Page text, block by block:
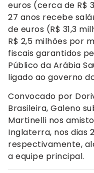
euros (cerca de R$
27 anos recebe
de euros (R$ 31,3
R$ 2,5 milhões por
fiscais garantidos
Público da Arábia
ligado ao governo
Convocado por
Brasileira, Galeno
Martinelli nos
Inglaterra, nos dias
respectivamente,
a equipe principal.